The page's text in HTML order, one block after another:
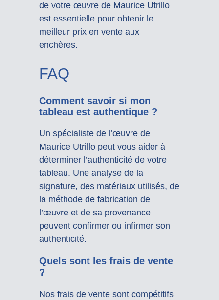
de votre œuvre de Maurice Utrillo
est essentielle pour obtenir le
meilleur prix en vente aux
enchères.
FAQ
Comment savoir si mon
tableau est authentique ?
Un spécialiste de l’œuvre de
Maurice Utrillo peut vous aider à
déterminer l’authenticité de votre
tableau. Une analyse de la
signature, des matériaux utilisés, de
la méthode de fabrication de
l’œuvre et de sa provenance
peuvent confirmer ou infirmer son
authenticité.
Quels sont les frais de vente
?
Nos frais de vente sont compétitifs